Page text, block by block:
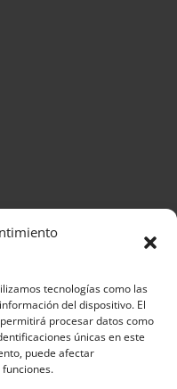
tecnologías como las
del dispositivo. El
procesar datos como
únicas en este
puede afectar